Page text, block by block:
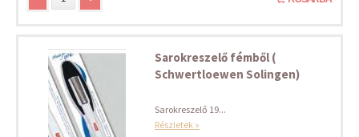
Sarokreszelő fémből (
Schwertloewen Solingen)
Sarokreszelő 19...
Részletek »